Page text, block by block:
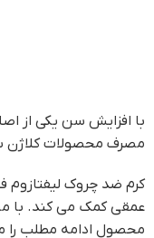
با افزایش سن یکی از
مصرف محصولات کلاژن
کرم ضد چروک
عمقی کمک می کند. با
محصول ادامه مطلب را